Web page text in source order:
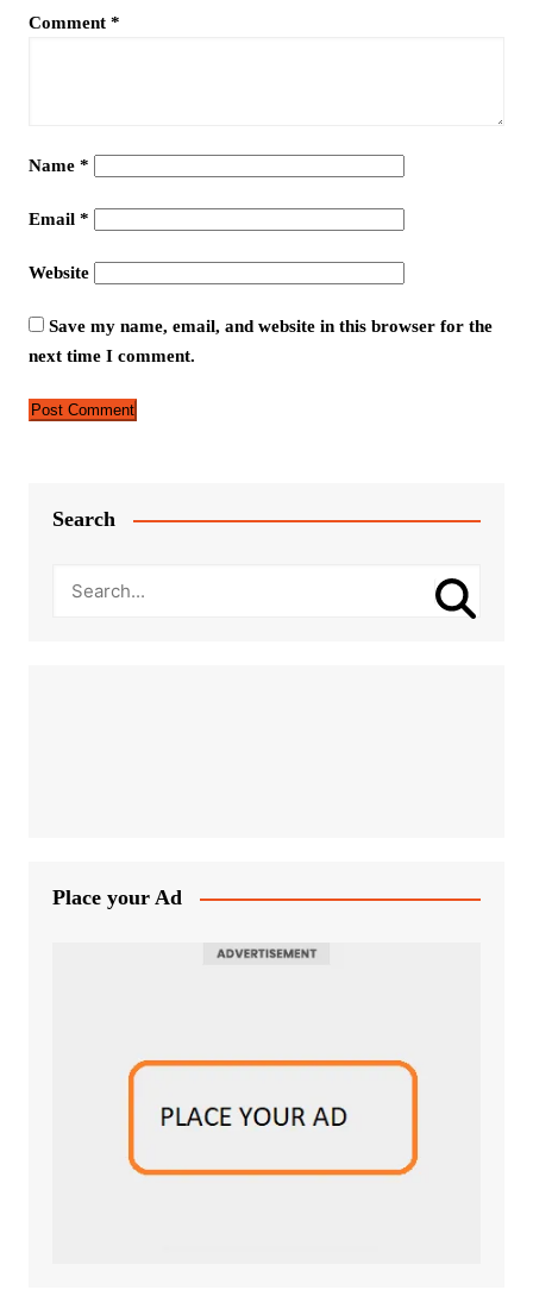
Comment *
Name *
Email *
Website
Save my name, email, and website in this browser for the
next time I comment.
Search
Place your Ad